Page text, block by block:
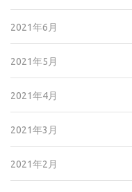
2021年6月
2021年5月
2021年4月
2021年3月
2021年2月